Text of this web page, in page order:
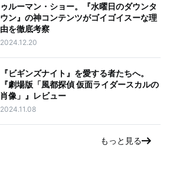
ゥルーマン・ショー。『水曜日のダウンタ
ウン』の神コンテンツがゴイゴイスーな理
由を徹底考察
2024.12.20
『ビギンズナイト』を愛する者たちへ。
『劇場版「風都探偵 仮面ライダースカルの
肖像」』レビュー
2024.11.08
もっと見る